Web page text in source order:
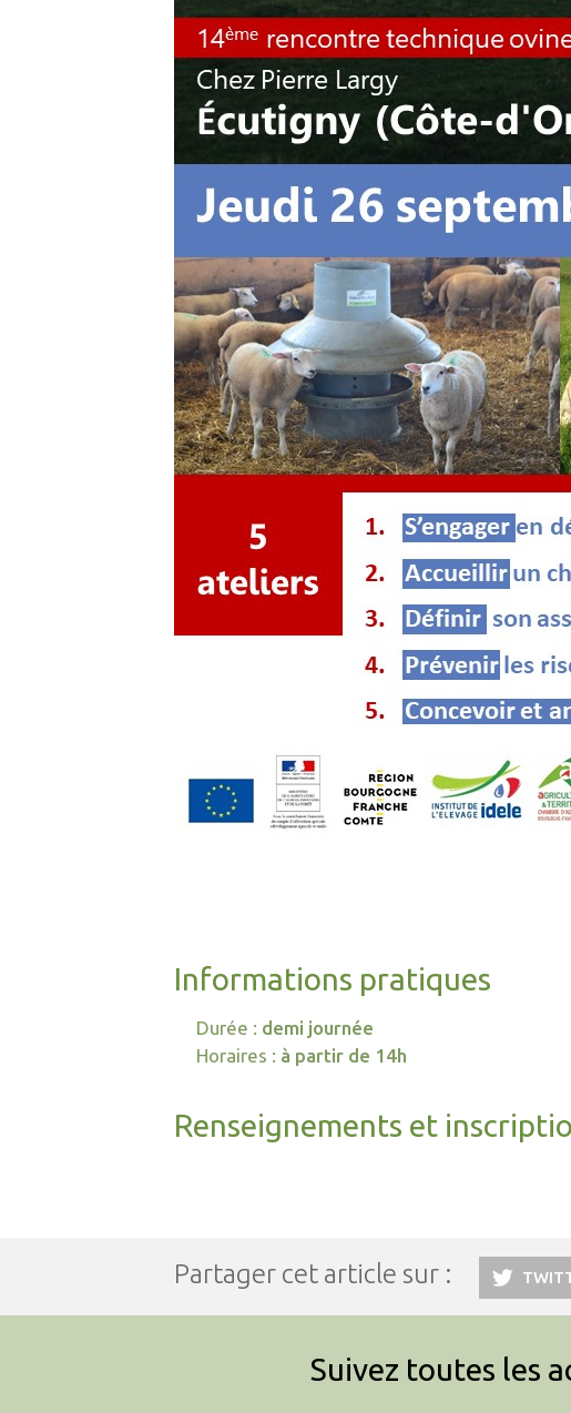
Informations pratiques
Durée : demi journée
Horaires : à partir de 14h
Renseignements et
Partager cet article sur :
Suivez toutes les